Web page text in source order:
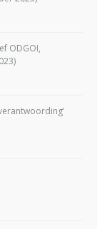
ODGOI,